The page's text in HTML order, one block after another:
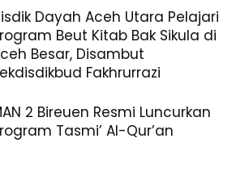
Dayah Aceh Utara Pelajari
Beut Kitab Bak Sikula di
Besar, Disambut
Fakhrurrazi
2 Bireuen Resmi Luncurkan
Tasmi’ Al-Qur’an